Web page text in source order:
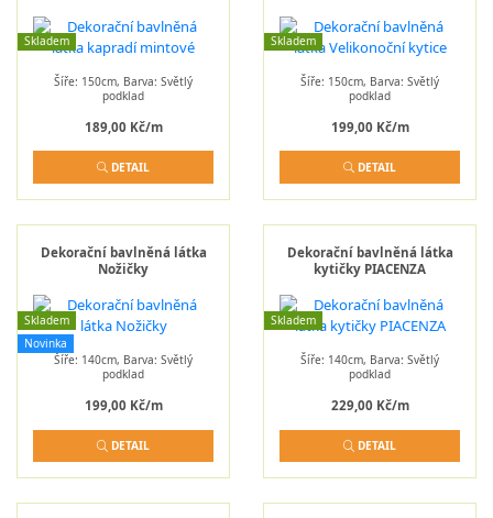
Skladem
Šíře: 150cm, Barva: Světlý
podklad
189,00 Kč/m
DETAIL
Skladem
Šíře: 150cm, Barva: Světlý
podklad
199,00 Kč/m
DETAIL
Dekorační bavlněná látka
Nožičky
Skladem
Novinka
Šíře: 140cm, Barva: Světlý
podklad
199,00 Kč/m
DETAIL
Dekorační bavlněná látka
kytičky PIACENZA
Skladem
Šíře: 140cm, Barva: Světlý
podklad
229,00 Kč/m
DETAIL